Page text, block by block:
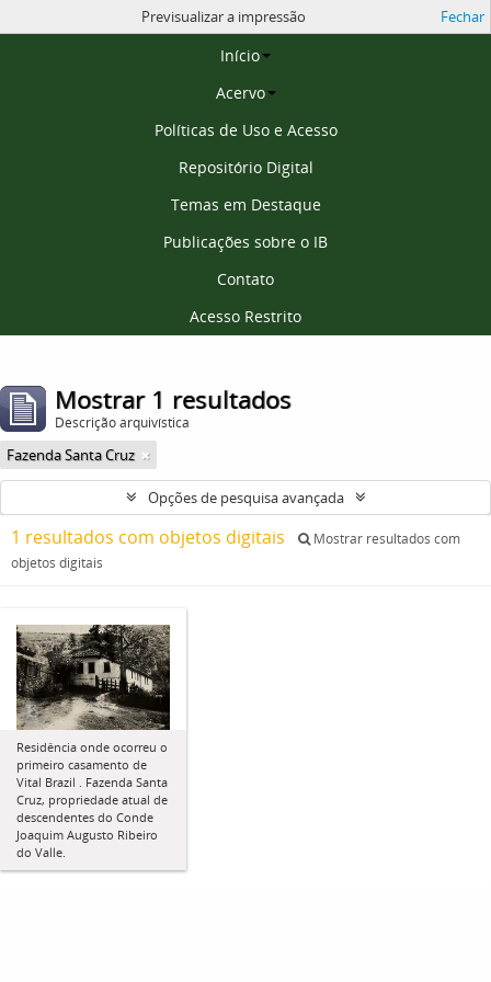
Página inicial
Início
Acervo
Políticas de Uso e Acesso
Repositório Digital
Temas em Destaque
Publicações sobre o IB
Contato
Acesso Restrito
Previsualizar a impressão Fechar
Mostrar 1 resultados
Descrição arquivística
Fazenda Santa Cruz
Opções de pesquisa avançada
1 resultados com objetos digitais
Mostrar resultados com
objetos digitais
Residência onde ocorreu o
primeiro casamento de
Vital Brazil . Fazenda Santa
Cruz, propriedade atual de
descendentes do Conde
Joaquim Augusto Ribeiro
do Valle.